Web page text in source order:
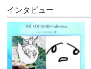
インタビュー